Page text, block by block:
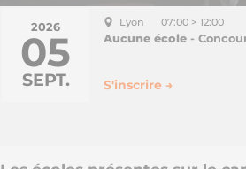
2026
05
SEPT.
Lyon 07:00 > 12:00
Aucune école -
S'inscrire →